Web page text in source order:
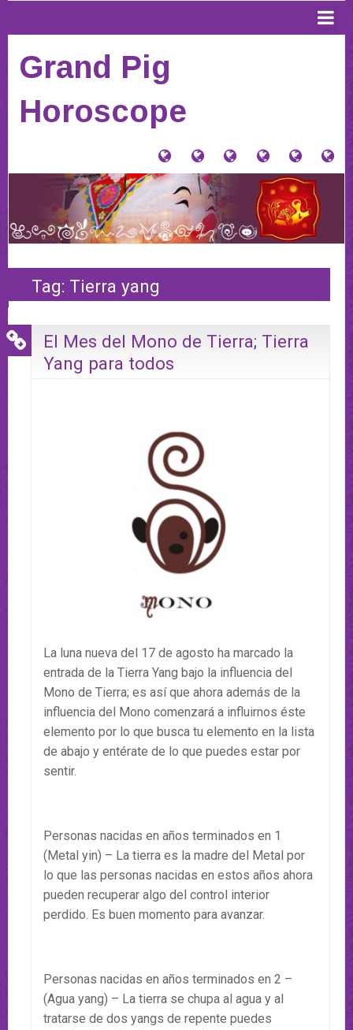
Grand Pig
Horoscope
猪
星
座
(Home)
signo
ContactoDonaciones
y
Tienda
Tag: Tierra yang
El Mes del Mono de Tierra; Tierra
Yang para todos
La luna nueva del 17 de agosto ha marcado la
entrada de la Tierra Yang bajo la influencia del
Mono de Tierra; es así que ahora además de la
influencia del Mono comenzará a influirnos éste
elemento por lo que busca tu elemento en la lista
de abajo y entérate de lo que puedes estar por
sentir.
Personas nacidas en años terminados en 1
(Metal yin) – La tierra es la madre del Metal por
lo que las personas nacidas en estos años ahora
pueden recuperar algo del control interior
perdido. Es buen momento para avanzar.
Personas nacidas en años terminados en 2 –
(Agua yang) – La tierra se chupa al agua y al
tratarse de dos yangs de repente puedes